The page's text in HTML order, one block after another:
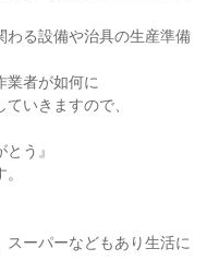
わる設備や治具の生産準備
業者が如何に
いきますので、
う』
スーパーなどもあり生活に